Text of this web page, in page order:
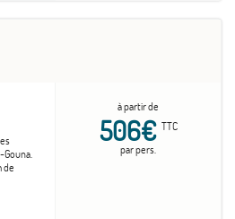
Gouna.
de
à partir de
506€ TTC
par pers.